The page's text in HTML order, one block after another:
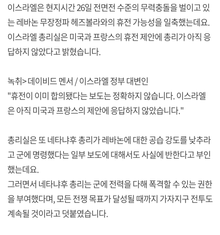
이스라엘은 현지시간 26일 전면전 수준의 무력충돌을 벌이고 있
는 레바논 무장정파 헤즈볼라와의 휴전 가능성을 일축했는데요.
이스라엘 총리실은 미국과 프랑스의 휴전 제안에 총리가 아직 응
답하지 않았다고 밝혔습니다.
녹취> 데이비드 멘서 / 이스라엘 정부 대변인
"휴전이 이미 합의됐다는 보도는 정확하지 않습니다. 이스라엘
은 아직 미국과 프랑스의 제안에 응답하지 않았습니다."
총리실은 또 네타냐후 총리가 레바논에 대한 공습 강도를 낮추라
고 군에 명령했다는 일부 보도에 대해서도 사실에 반한다고 부인
했는데요.
그러면서 네타냐후 총리는 군에 전력을 다해 폭격할 수 있는 권한
을 부여했다며, 모든 전쟁 목표가 달성될 때까지 가자지구 전투도
계속될 것이라고 덧붙였습니다.